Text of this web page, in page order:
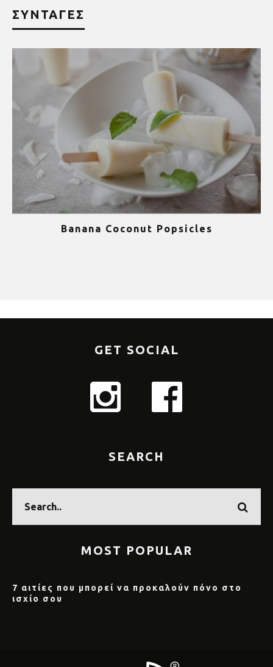
ΣΥΝΤΑΓΕΣ
Banana Coconut Popsicles
GET SOCIAL
SEARCH
MOST POPULAR
7 αιτίες που μπορεί να προκαλούν πόνο στο
ισχίο σου